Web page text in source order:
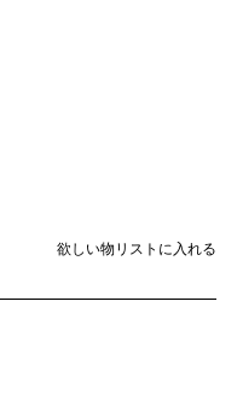
欲しい物リストに入れる